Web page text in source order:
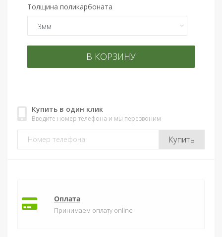
Толщина поликарбоната
В КОРЗИНУ
Купить в один клик
Введите номер телефона и мы перезвоним
Купить
Оплата
Принимаем оплату online